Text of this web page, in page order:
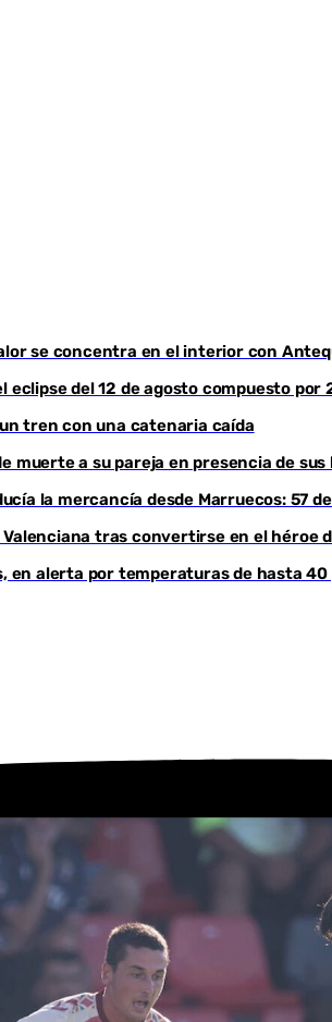
Youtube
se concentra en el interior con
eclipse del 12 de agosto compuesto
un tren con una catenaria caída
muerte a su pareja en presencia de sus
la mercancía desde Marruecos: 57
Valenciana tras convertirse en el héroe
en alerta por temperaturas de hasta 40